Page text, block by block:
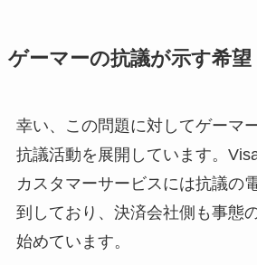
ゲーマーの抗議が示す希望
幸い、この問題に対してゲーマ
抗議活動を展開しています。
カスタマーサービスには抗議の
到しており、決済会社側も事態
始めています。